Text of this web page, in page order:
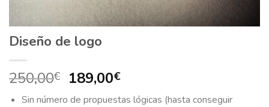
Diseño de logo
250,00€ 189,00€
Sin número de propuestas lógicas (hasta conseguir